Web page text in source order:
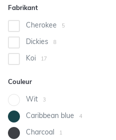
Fabrikant
Cherokee 5
Dickies 8
Koi 17
Couleur
Wit 3
Caribbean blue 4
Charcoal 1